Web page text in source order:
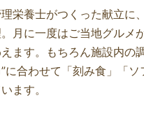
栄養士がつくった献立に
月に一度はご当地グルメ
ます。もちろん施設内の
に合わせて「刻み食」「
ます。